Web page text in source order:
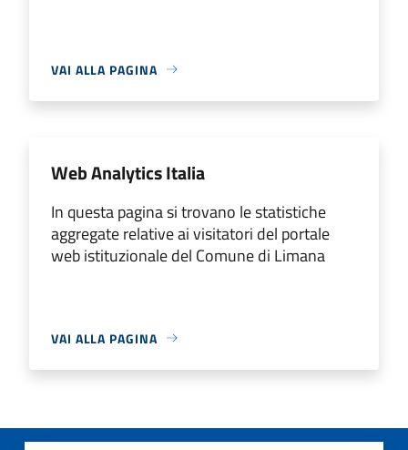
VAI ALLA PAGINA
Web Analytics Italia
In questa pagina si trovano le statistiche
aggregate relative ai visitatori del portale
web istituzionale del Comune di Limana
VAI ALLA PAGINA